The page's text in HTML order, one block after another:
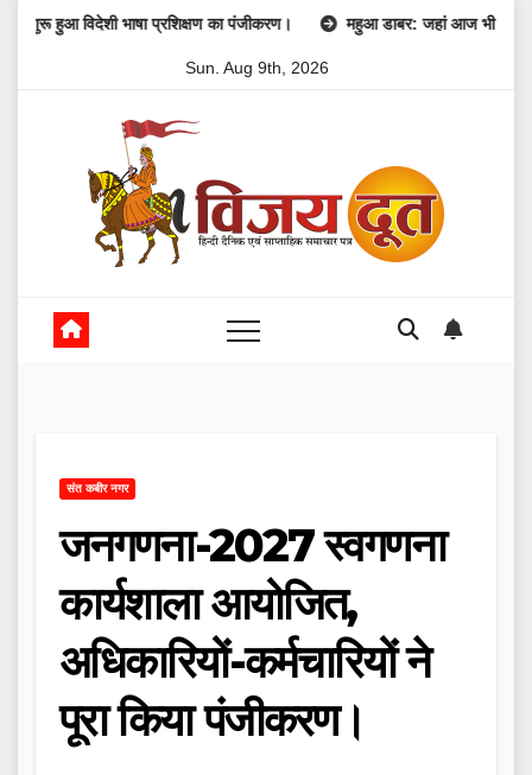
Skip भाषा प्रशिक्षण का पंजीकरण। महुआ डाबर: जहां आज भी जिंदा है 1857 की
Sun. Aug 9th, 2026
संत कबीर नगर
जनगणना-2027 स्वगणना
कार्यशाला आयोजित,
अधिकारियों-कर्मचारियों ने
पूरा किया पंजीकरण।